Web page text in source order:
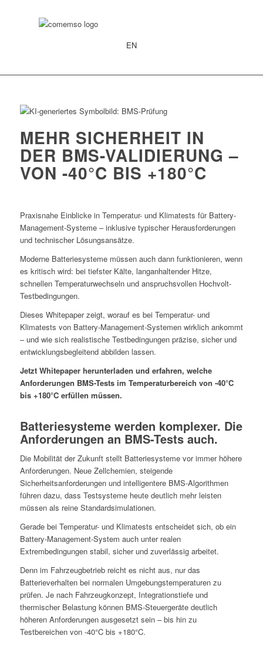
EN
MEHR SICHERHEIT IN
DER BMS-VALIDIERUNG –
VON -40°C BIS +180°C
Praxisnahe Einblicke in Temperatur- und Klimatests für Battery-
Management-Systeme – inklusive typischer Herausforderungen
und technischer Lösungsansätze.
Moderne Batteriesysteme müssen auch dann funktionieren, wenn
es kritisch wird: bei tiefster Kälte, langanhaltender Hitze,
schnellen Temperaturwechseln und anspruchsvollen Hochvolt-
Testbedingungen.
Dieses Whitepaper zeigt, worauf es bei Temperatur- und
Klimatests von Battery-Management-Systemen wirklich ankommt
– und wie sich realistische Testbedingungen präzise, sicher und
entwicklungsbegleitend abbilden lassen.
Jetzt Whitepaper herunterladen und erfahren, welche
Anforderungen BMS-Tests im Temperaturbereich von -40°C
bis +180°C erfüllen müssen.
Batteriesysteme werden komplexer. Die
Anforderungen an BMS-Tests auch.
Die Mobilität der Zukunft stellt Batteriesysteme vor immer höhere
Anforderungen. Neue Zellchemien, steigende
Sicherheitsanforderungen und intelligentere BMS-Algorithmen
führen dazu, dass Testsysteme heute deutlich mehr leisten
müssen als reine Standardsimulationen.
Gerade bei Temperatur- und Klimatests entscheidet sich, ob ein
Battery-Management-System auch unter realen
Extrembedingungen stabil, sicher und zuverlässig arbeitet.
Denn im Fahrzeugbetrieb reicht es nicht aus, nur das
Batterieverhalten bei normalen Umgebungstemperaturen zu
prüfen. Je nach Fahrzeugkonzept, Integrationstiefe und
thermischer Belastung können BMS-Steuergeräte deutlich
höheren Anforderungen ausgesetzt sein – bis hin zu
Testbereichen von -40°C bis +180°C.